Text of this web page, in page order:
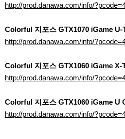
http://prod.danawa.com/info/
Colorful 지포스 GTX1070 iGame U-
http://prod.danawa.com/info/
Colorful 지포스 GTX1060 iGame X-
http://prod.danawa.com/info/
Colorful 지포스 GTX1060 iGame U
http://prod.danawa.com/info/